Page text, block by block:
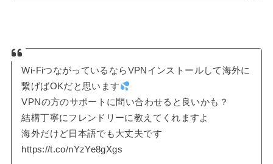
Wi-FiつながっているならVPNインストールして海外に
繋げばOKだと思います
VPNの方のサポートに問い合わせると良いかも？
結構丁寧にフレンドリーに教えてくれますよ
海外だけど日本語でも大丈夫です
https://t.co/nYzYe8gXgs